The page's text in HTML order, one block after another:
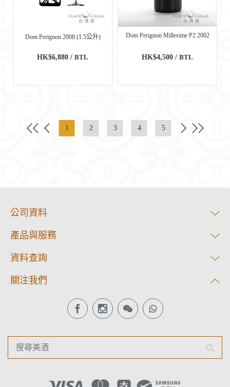
Dom Perignon 2008 (1.5公升)
HK$6,880 / BTL
Dom Perignon Millesime P2 2002
HK$4,500 / BTL
1 2 3 4 5
公司資料
產品與服務
資料查詢
關注我們